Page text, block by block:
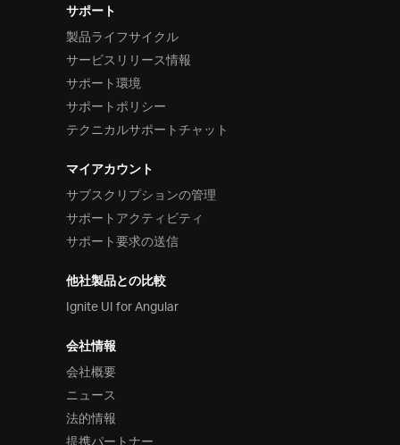
サポート
製品ライフサイクル
サービスリリース情報
サポート環境
サポートポリシー
テクニカルサポートチャット
マイアカウント
サブスクリプションの管理
サポートアクティビティ
サポート要求の送信
他社製品との比較
Ignite UI for Angular
会社情報
会社概要
ニュース
法的情報